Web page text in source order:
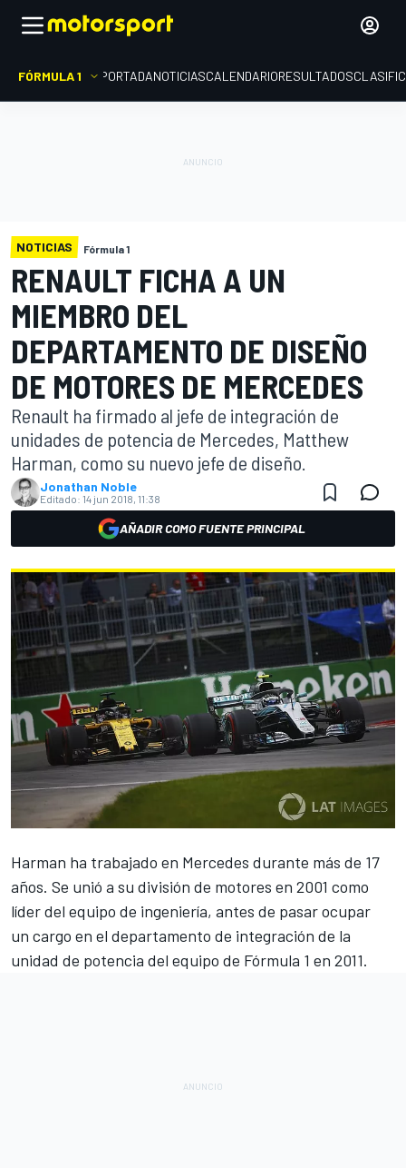
FÓRMULA 1 PORTADANOTICIASCALENDARIORESULTADOS
NOTICIAS Fórmula 1
RENAULT FICHA A UN
MIEMBRO DEL
DEPARTAMENTO DE DISEÑO
DE MOTORES DE MERCEDES
Renault ha firmado al jefe de integración de
unidades de potencia de Mercedes, Matthew
Harman, como su nuevo jefe de diseño.
Jonathan Noble
Editado: 14 jun 2018, 11:38
AÑADIR COMO FUENTE PRINCIPAL
Harman ha trabajado en Mercedes durante más de 17
años. Se unió a su división de motores en 2001 como
líder del equipo de ingeniería, antes de pasar ocupar
un cargo en el departamento de integración de la
unidad de potencia del equipo de Fórmula 1 en 2011.